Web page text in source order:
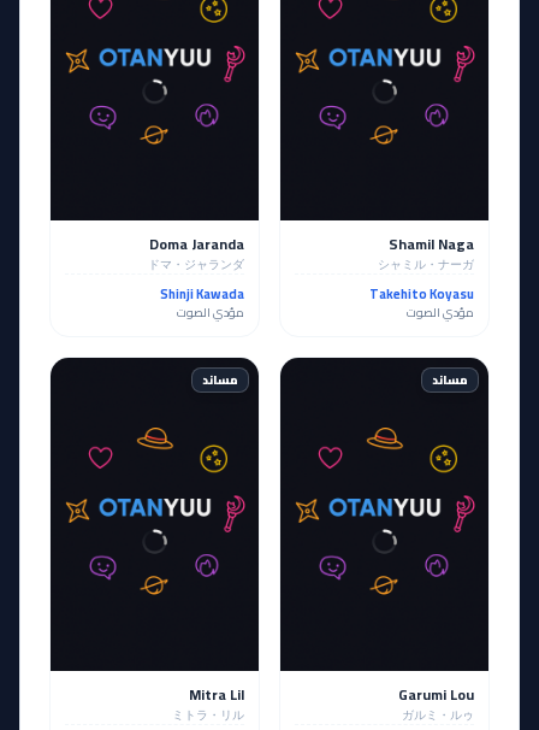
Shamil Naga
シャミル・ナーガ
Takehito Koyasu
مؤدي الصوت
Doma Jaranda
ドマ・ジャランダ
Shinji Kawada
مؤدي الصوت
مساند
Garumi Lou
ガルミ・ルゥ
مساند
Mitra Lil
ミトラ・リル